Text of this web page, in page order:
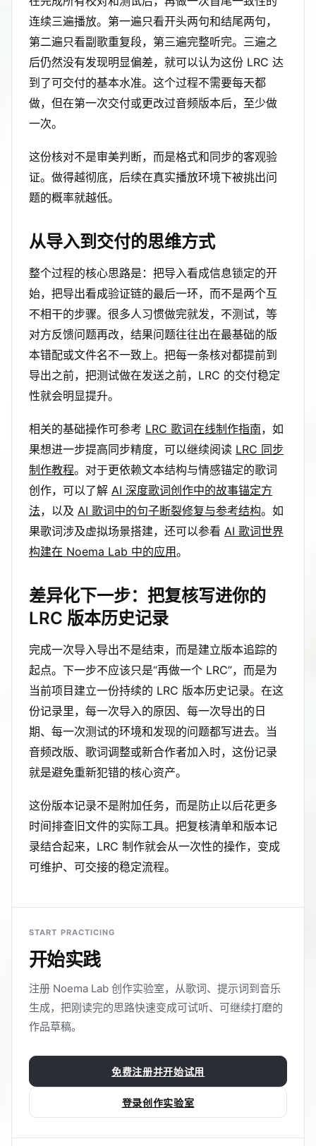
连续三遍播放。第一遍只看开头两句和结尾两句，
第二遍只看副歌重复段，第三遍完整听完。三遍之
后仍然没有发现明显偏差，就可以认为这份 LRC 达
到了可交付的基本水准。这个过程不需要每天都
做，但在第一次交付或更改过音频版本后，至少做
一次。
这份核对不是审美判断，而是格式和同步的客观验
证。做得越彻底，后续在真实播放环境下被挑出问
题的概率就越低。
从导入到交付的思维方式
整个过程的核心思路是：把导入看成信息锁定的开
始，把导出看成验证链的最后一环，而不是两个互
不相干的步骤。很多人习惯做完就发，不测试，等
对方反馈问题再改，结果问题往往出在最基础的版
本错配或文件名不一致上。把每一条核对都提前到
导出之前，把测试做在发送之前，LRC 的交付稳定
性就会明显提升。
相关的基础操作可参考 LRC 歌词在线制作指南，如
果想进一步提高同步精度，可以继续阅读 LRC 同步
制作教程。对于更依赖文本结构与情感锚定的歌词
创作，可以了解 AI 深度歌词创作中的故事锚定方
法，以及 AI 歌词中的句子断裂修复与参考结构。如
果歌词涉及虚拟场景搭建，还可以参看 AI 歌词世界
构建在 Noema Lab 中的应用。
差异化下一步：把复核写进你的
LRC 版本历史记录
完成一次导入导出不是结束，而是建立版本追踪的
起点。下一步不应该只是“再做一个 LRC”，而是为
当前项目建立一份持续的 LRC 版本历史记录。在这
份记录里，每一次导入的原因、每一次导出的日
期、每一次测试的环境和发现的问题都写进去。当
音频改版、歌词调整或新合作者加入时，这份记录
就是避免重新犯错的核心资产。
这份版本记录不是附加任务，而是防止以后花更多
时间排查旧文件的实际工具。把复核清单和版本记
录结合起来，LRC 制作就会从一次性的操作，变成
可维护、可交接的稳定流程。
START PRACTICING
开始实践
注册 Noema Lab 创作实验室，从歌词、提示词到音乐
生成，把刚读完的思路快速变成可试听、可继续打磨的
作品草稿。
免费注册并开始试用
登录创作实验室